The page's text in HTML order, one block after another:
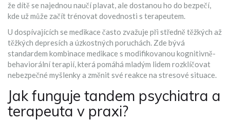
že dítě se najednou naučí plavat, ale dostanou ho do bezpečí,
kde už může začít trénovat dovednosti s terapeutem.
U dospívajících se medikace často zvažuje při středně těžkých až
těžkých depresích a úzkostných poruchách. Zde bývá
standardem kombinace medikace s modifikovanou kognitivně-
behaviorální terapií, která pomáhá mladým lidem rozklíčovat
nebezpečné myšlenky a změnit své reakce na stresové situace.
Jak funguje tandem psychiatra a
terapeuta v praxi?